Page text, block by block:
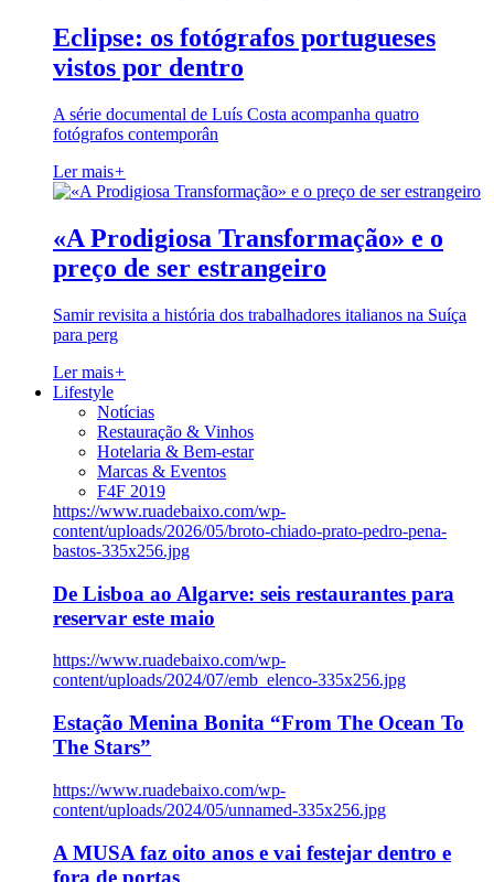
Eclipse: os fotógrafos portugueses
vistos por dentro
A série documental de Luís Costa acompanha quatro
fotógrafos contemporân
Ler mais+
«A Prodigiosa Transformação» e o
preço de ser estrangeiro
Samir revisita a história dos trabalhadores italianos na Suíça
para perg
Ler mais+
Lifestyle
Notícias
Restauração & Vinhos
Hotelaria & Bem-estar
Marcas & Eventos
F4F 2019
https://www.ruadebaixo.com/wp-
content/uploads/2026/05/broto-chiado-prato-pedro-pena-
bastos-335x256.jpg
De Lisboa ao Algarve: seis restaurantes para
reservar este maio
https://www.ruadebaixo.com/wp-
content/uploads/2024/07/emb_elenco-335x256.jpg
Estação Menina Bonita “From The Ocean To
The Stars”
https://www.ruadebaixo.com/wp-
content/uploads/2024/05/unnamed-335x256.jpg
A MUSA faz oito anos e vai festejar dentro e
fora de portas